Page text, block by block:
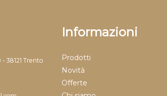
38121 Trento
Informazioni
Prodotti
Novità
Offerte